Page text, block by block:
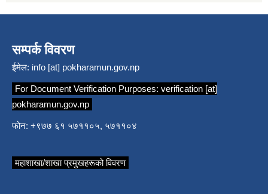
सम्पर्क विवरण
ईमेल: info [at] pokharamun.gov.np
For Document Verification Purposes: verification [at]
pokharamun.gov.np
फोन: +९७७ ६१ ५७११०५, ५७११०४
महाशाखा/शाखा प्रमुखहरूको विवरण